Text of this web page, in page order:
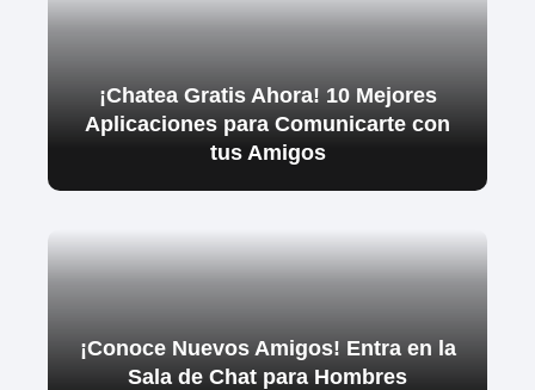
¡Chatea Gratis Ahora! 10 Mejores
Aplicaciones para Comunicarte con
tus Amigos
¡Conoce Nuevos Amigos! Entra en la
Sala de Chat para Hombres